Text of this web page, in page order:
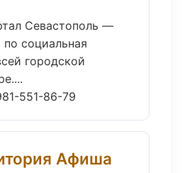
Севастополь —
социальная
городской
551-86-79
Афиша